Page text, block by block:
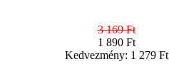
3 169 Ft
1 890 Ft
Kedvezmény: 1 279 Ft